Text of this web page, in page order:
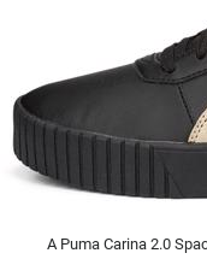
A Puma Carina 2.0